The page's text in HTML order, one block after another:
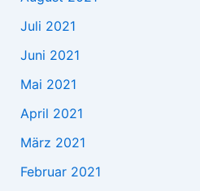
Juli 2021
Juni 2021
Mai 2021
April 2021
März 2021
Februar 2021